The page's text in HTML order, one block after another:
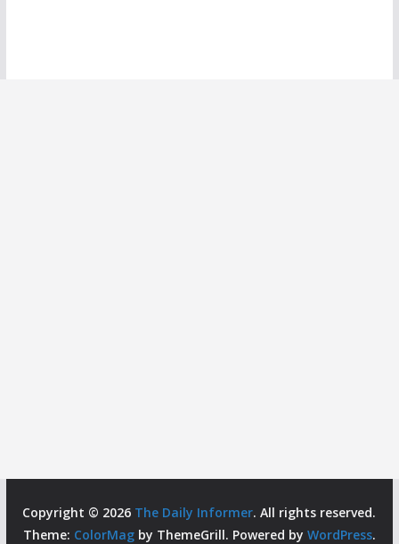
Copyright © 2026 The Daily Informer. All rights reserved.
Theme: ColorMagby ThemeGrill. Powered by WordPress.